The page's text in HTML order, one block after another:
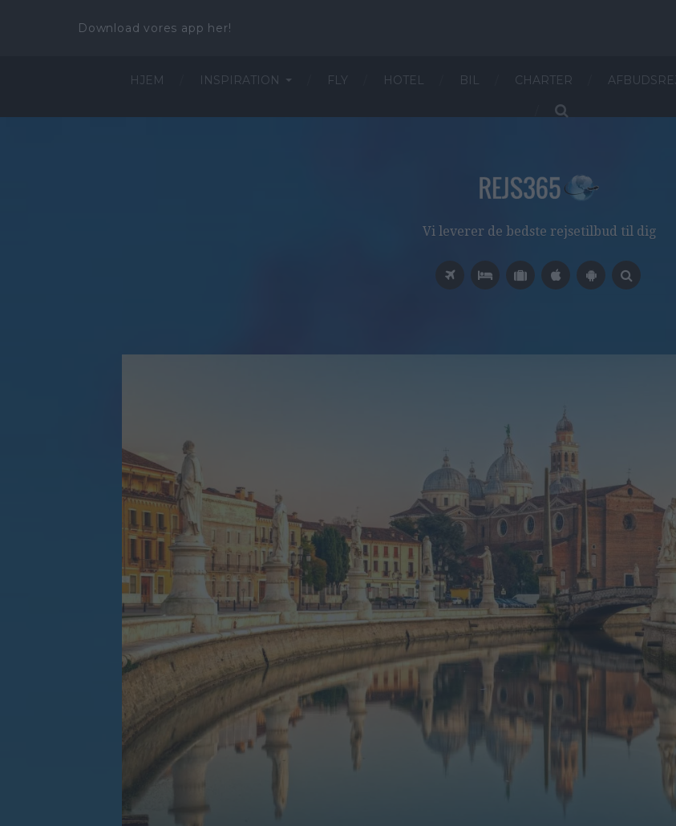
Download vores app her!
HJEM INSPIRATION FLY HOTEL BIL CHARTER
Vi leverer de bedste rejsetilbud til dig